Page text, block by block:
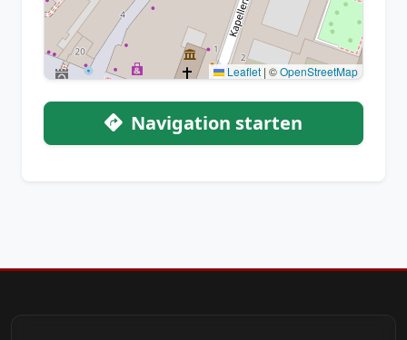
Leaflet | ©OpenStreetMap
Navigation starten